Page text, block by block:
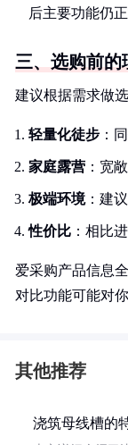
后主要功能仍
三、选购前的
建议根据需求做选
轻量化徒步 ：
家庭露营 ：宽
极端环境：建
性价比 ：相比
爱采购产品信息
对比功能可能对
其他推荐
浇筑母线槽的